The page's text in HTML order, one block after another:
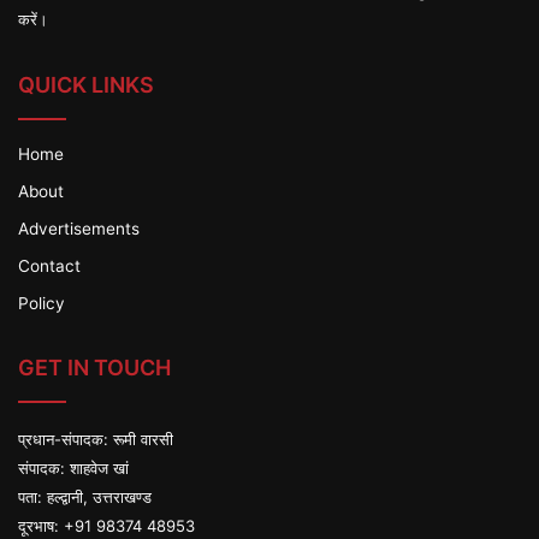
करें।
QUICK LINKS
Home
About
Advertisements
Contact
Policy
GET IN TOUCH
प्रधान-संपादक: रूमी वारसी
संपादक: शाहवेज खां
पता: हल्द्वानी, उत्तराखण्ड
दूरभाष: +91 98374 48953